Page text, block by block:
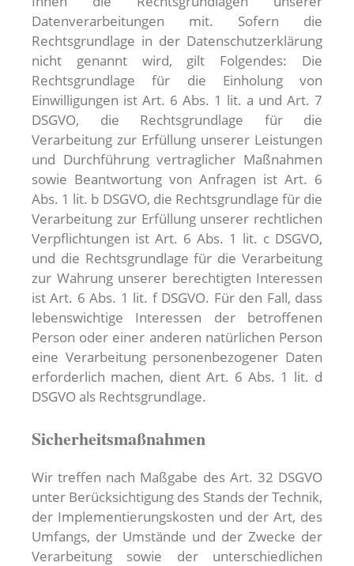
Datenverarbeitungen mit. Sofern die
Rechtsgrundlage in der Datenschutzerklärung
nicht genannt wird, gilt Folgendes: Die
Rechtsgrundlage für die Einholung von
Einwilligungen ist Art. 6 Abs. 1 lit. a und Art. 7
DSGVO, die Rechtsgrundlage für die
Verarbeitung zur Erfüllung unserer Leistungen
und Durchführung vertraglicher Maßnahmen
sowie Beantwortung von Anfragen ist Art. 6
Abs. 1 lit. b DSGVO, die Rechtsgrundlage für die
Verarbeitung zur Erfüllung unserer rechtlichen
Verpflichtungen ist Art. 6 Abs. 1 lit. c DSGVO,
und die Rechtsgrundlage für die Verarbeitung
zur Wahrung unserer berechtigten Interessen
ist Art. 6 Abs. 1 lit. f DSGVO. Für den Fall, dass
lebenswichtige Interessen der betroffenen
Person oder einer anderen natürlichen Person
eine Verarbeitung personenbezogener Daten
erforderlich machen, dient Art. 6 Abs. 1 lit. d
DSGVO als Rechtsgrundlage.
Sicherheitsmaßnahmen
Wir treffen nach Maßgabe des Art. 32 DSGVO
unter Berücksichtigung des Stands der Technik,
der Implementierungskosten und der Art, des
Umfangs, der Umstände und der Zwecke der
Verarbeitung sowie der unterschiedlichen